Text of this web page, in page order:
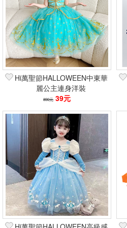
Hi萬聖節HALLOWEEN中東華
麗公主連身洋裝
890元 39元